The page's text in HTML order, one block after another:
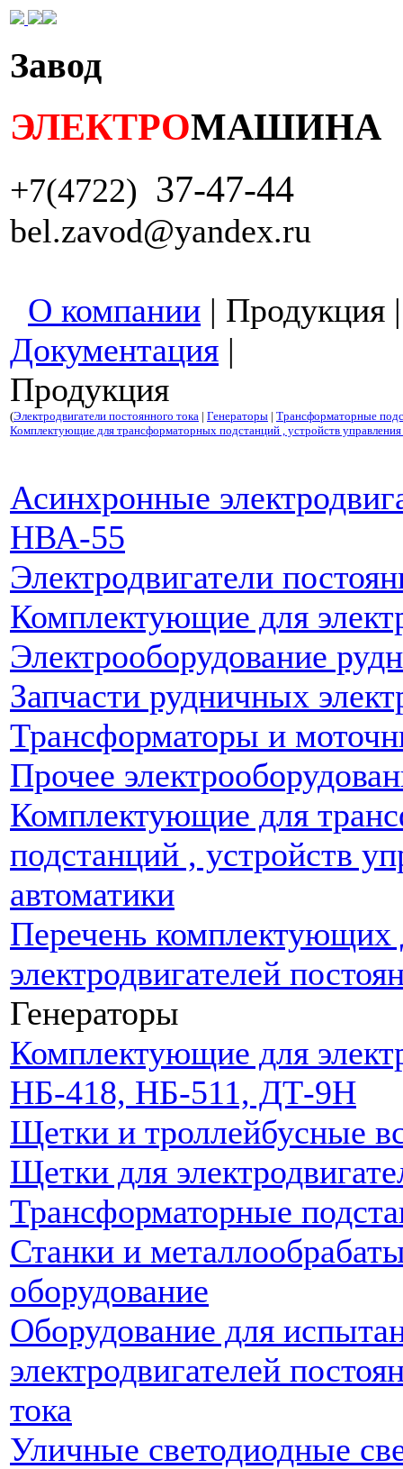
Завод
ЭЛЕКТРОМАШИНА
+7(4722) 37-47-44
bel.zavod@yandex.ru
О компании | Продукция
Документация |
Продукция
(Электродвигатели постоянного тока | Генераторы | Трансформаторные
Комплектующие для трансформаторных подстанций , устройств управления
Асинхронные
НВА-55
Электродвигатели
Комплектующие для
Электрооборудование
Запчасти рудничных
Трансформаторы и
Прочее
Комплектующие для
подстанций , устройств
автоматики
Перечень комплектующих
электродвигателей
Генераторы
Комплектующие для
НБ-418, НБ-511, ДТ-9Н
Щетки и троллейбусные
Щетки для
Трансформаторные
Станки и
оборудование
Оборудование для
электродвигателей
тока
Уличные светодиодные